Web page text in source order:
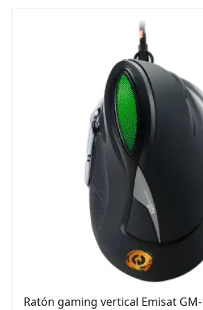
Ratón gaming vertical Emisat